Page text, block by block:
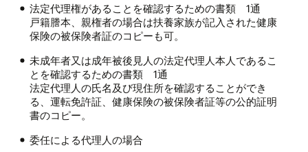
法定代理権があることを確認するための書類 1通
戸籍謄本、親権者の場合は扶養家族が記入された健康
保険の被保険者証のコピーも可。
未成年者又は成年被後見人の法定代理人本人であるこ
とを確認するための書類 1通
法定代理人の氏名及び現住所を確認することができ
る、運転免許証、健康保険の被保険者証等の公的証明
書のコピー。
委任による代理人の場合